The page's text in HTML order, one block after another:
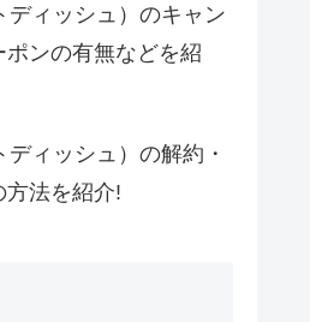
ディッシュ）のキャン
ンの有無などを紹
ィッシュ）の解約・
方法を紹介!